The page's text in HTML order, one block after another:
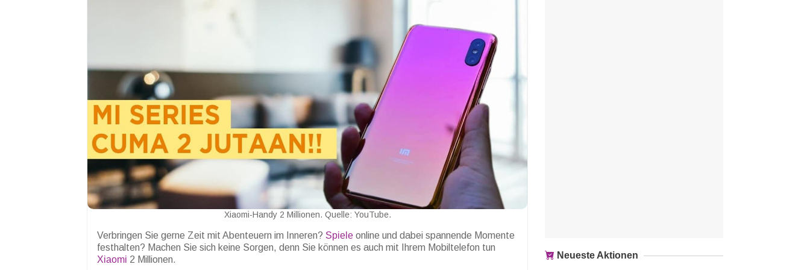
Xiaomi-Handy 2 Millionen. Quelle: YouTube.
Verbringen Sie gerne Zeit mit Abenteuern im Inneren? Spiele online und dabei spannende Momente
festhalten? Machen Sie sich keine Sorgen, denn Sie können es auch mit Ihrem Mobiltelefon tun
Xiaomi 2 Millionen. Neueste Aktionen